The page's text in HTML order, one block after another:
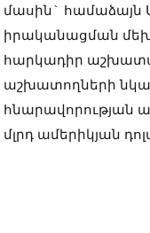
մասին` համաձայն
իրականացման
հարկադիր
աշխատողների
հնարավորության
մլրդ ամերիկյան